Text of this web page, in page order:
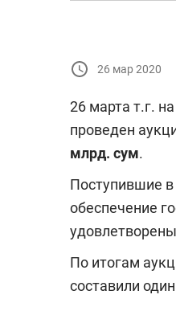
26 мар 2020
26 марта т.г.
проведен
млрд. сум.
Поступившие
обеспечение
По итогам
составили